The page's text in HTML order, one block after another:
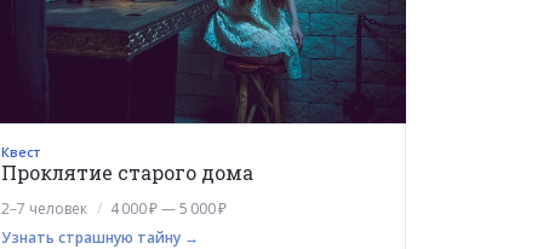
Квест
Проклятие старого дома
2–7 человек
4 000 ₽ — 5 000 ₽
Узнать страшную тайну →